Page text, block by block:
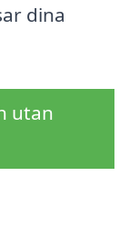
dina
utan